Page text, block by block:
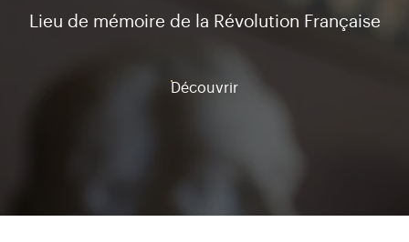
Lieu de mémoire de la Révolution Française
Découvrir